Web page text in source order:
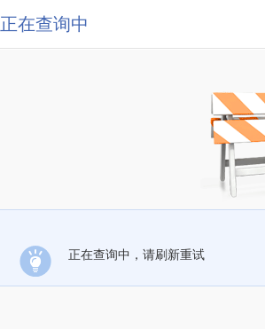
正在查询中
正在查询中，请刷新重试